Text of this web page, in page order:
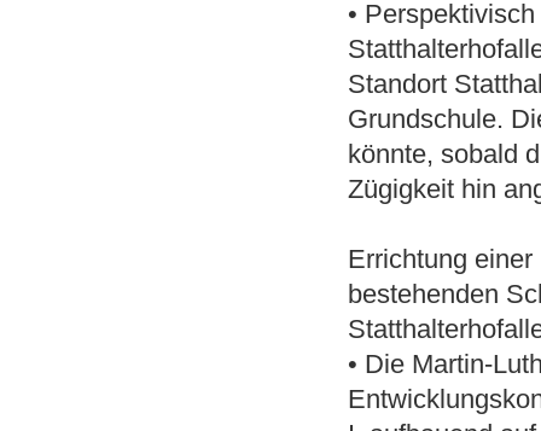
•
Standort
Grundschule.
könnte, sobald
Zügigkeit hin
Errichtung
bestehenden
• Die Martin-